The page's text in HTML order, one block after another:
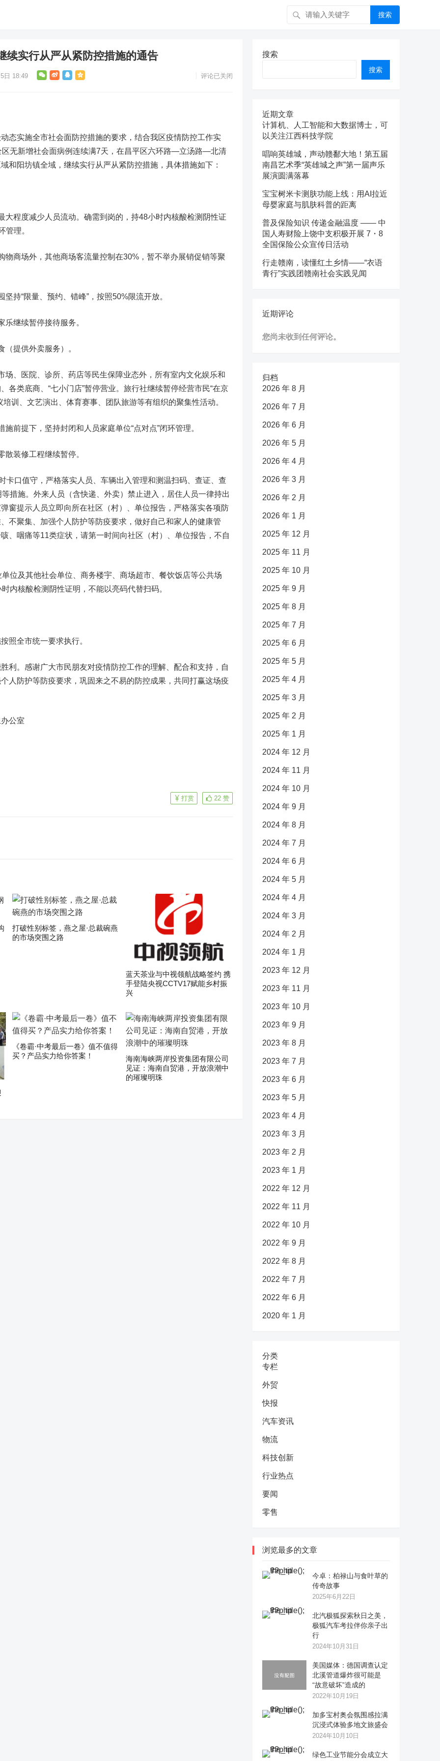
搜索
续实行从严从紧防控措施的通告
日 18:49 评论已关闭
实施全市社会面防控措施的要求，结合我区疫情防控工作实
无新增社会面病例连续满7天 ，在昌平区六环路—立汤路—北清
和阳坊镇全域 ，继续实行从严从紧防控措施， 具体措施如下 ：
程度减少人员流动。确需到岗的，持48小时内核酸检测阴性证
管理。
商场外，其他商场客流量控制在30%，暂不举办展销促销等聚
“限量、预约、错峰”，按照50%限流开放。
继续暂停接待服务。
提供外卖服务）。
、医院、诊所、药店等民生保障业态外，所有室内文化娱乐和
各类底商、“七小门店”暂停营业。旅行社继续暂停经营市民“在京
培训、文艺演出、体育赛事、团队旅游等有组织的聚集性活动。
提下，坚持封闭和人员家庭单位“点对点”闭环管理。
装修工程继续暂停。
口值守，严格落实人员、车辆出入管理和测温扫码、查证、查
措施。外来人员（含快递、外卖）禁止进入，居住人员一律持出
窗提示人员立即向所在社区（村）、单位报告，严格落实各项防
不聚集、加强个人防护等防疫要求，做好自己和家人的健康管
、咽痛等11类症状，请第一时间向社区（村）、单位报告，不自
及其他社会单位、商务楼宇、商场超市、餐饮饭店等公共场
内核酸检测阴性证明，不能以亮码代替扫码。
全市统一要求执行。
。感谢广大市民朋友对疫情防控工作的理解、配合和支持，自
人防护等防疫要求，巩固来之不易的防控成果，共同打赢这场疫
公室
22 赞
打赏
打破性别标签，燕之屋·总裁碗燕
的市场突围之路
蓝天茶业与中视领航战略签约 携
手登陆央视CCTV17赋能乡村振
兴
《卷霸·中考最后一卷》值不值得
买？产品实力给你答案！
海南海峡两岸投资集团有限公司
见证：海南自贸港，开放浪潮中
的璀璨明珠
搜索
搜索
近期文章
计算机、人工智能和大数据博士，可
以关注江西科技学院
唱响英雄城，声动赣鄱大地！第五届
南昌艺术季“英雄城之声”第一届声乐
展演圆满落幕
宝宝树米卡测肤功能上线：用AI拉近
母婴家庭与肌肤科普的距离
普及保险知识 传递金融温度 —— 中
国人寿财险上饶中支积极开展 7・8
全国保险公众宣传日活动
行走赣南，读懂红土乡情——“衣语
青行”实践团赣南社会实践见闻
近期评论
您尚未收到任何评论。
归档
2026 年 8 月
2026 年 7 月
2026 年 6 月
2026 年 5 月
2026 年 4 月
2026 年 3 月
2026 年 2 月
2026 年 1 月
2025 年 12 月
2025 年 11 月
2025 年 10 月
2025 年 9 月
2025 年 8 月
2025 年 7 月
2025 年 6 月
2025 年 5 月
2025 年 4 月
2025 年 3 月
2025 年 2 月
2025 年 1 月
2024 年 12 月
2024 年 11 月
2024 年 10 月
2024 年 9 月
2024 年 8 月
2024 年 7 月
2024 年 6 月
2024 年 5 月
2024 年 4 月
2024 年 3 月
2024 年 2 月
2024 年 1 月
2023 年 12 月
2023 年 11 月
2023 年 10 月
2023 年 9 月
2023 年 8 月
2023 年 7 月
2023 年 6 月
2023 年 5 月
2023 年 4 月
2023 年 3 月
2023 年 2 月
2023 年 1 月
2022 年 12 月
2022 年 11 月
2022 年 10 月
2022 年 9 月
2022 年 8 月
2022 年 7 月
2022 年 6 月
2020 年 1 月
分类
专栏
外贸
快报
汽车资讯
物流
科技创新
行业热点
要闻
零售
浏览最多的文章
今卓：柏禄山与食叶草的
传奇故事
2025年6月22日
​北汽极狐探索秋日之美，
极狐汽车考拉伴你亲子出
行
2024年10月31日
美国媒体：德国调查认定
北溪管道爆炸很可能是
“故意破坏”造成的
2022年10月19日
加多宝村奥会氛围感拉满
沉浸式体验多地文旅盛会
2024年10月10日
绿色工业节能分会成立大